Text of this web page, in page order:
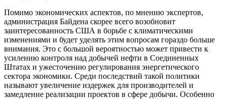
Помимо экономических аспектов, по мнению экспертов,
администрация Байдена скорее всего возобновит
заинтересованность США в борьбе с климатическими
изменениями и будет уделять этим вопросам гораздо больше
внимания. Это с большой вероятностью может привести к
усилению контроля над добычей нефти в Соединенных
Штатах и ужесточению регулирования энергетического
сектора экономики. Среди последствий такой политики
называют увеличение издержек для производителей и
замедление реализации проектов в сфере добычи. Особенно